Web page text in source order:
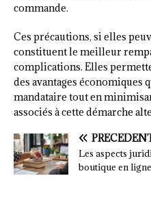
commande.
Ces précautions, si elles
constituent le meilleur
complications. Elles
des avantages économiques
mandataire tout en
associés à cette démarche
Les aspects
boutique en